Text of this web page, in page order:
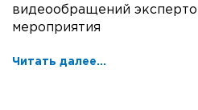
видеообращений
мероприятия
Читать далее...